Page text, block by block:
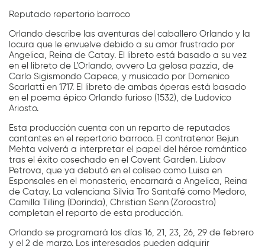
Reputado repertorio barroco
Orlando describe las aventuras del caballero Orlando y la
locura que le envuelve debido a su amor frustrado por
Angelica, Reina de Catay. El libreto está basado a su vez
en el libreto de L’Orlando, ovvero La gelosa pazzia, de
Carlo Sigismondo Capece, y musicado por Domenico
Scarlatti en 1717. El libreto de ambas óperas está basado
en el poema épico Orlando furioso (1532), de Ludovico
Ariosto.
Esta producción cuenta con un reparto de reputados
cantantes en el repertorio barroco. El contratenor Bejun
Mehta volverá a interpretar el papel del héroe romántico
tras el éxito cosechado en el Covent Garden. Liubov
Petrova, que ya debutó en el coliseo como Luisa en
Esponsales en el monasterio, encarnará a Angelica, Reina
de Catay. La valenciana Silvia Tro Santafé como Medoro,
Camilla Tilling (Dorinda), Christian Senn (Zoroastro)
completan el reparto de esta producción.
Orlando se programará los días 16, 21, 23, 26, 29 de febrero
y el 2 de marzo. Los interesados pueden adquirir